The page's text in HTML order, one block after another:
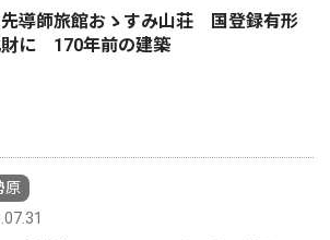
導師旅館おゝすみ山荘 国登録有形
に 170年前の建築
原